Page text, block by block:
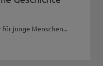
junge Menschen...